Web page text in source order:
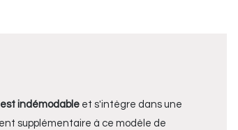
indémodable et s'intègre dans une
supplémentaire à ce modèle de